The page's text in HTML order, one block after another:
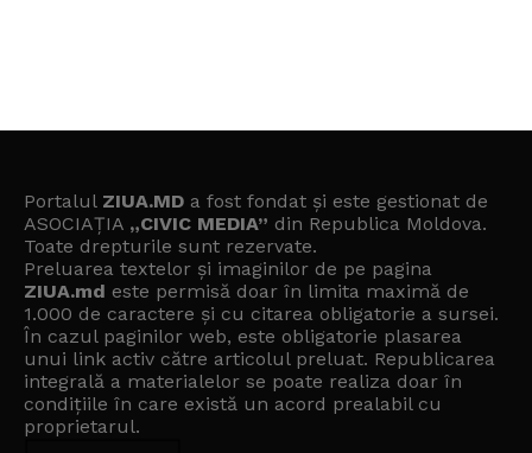
Portalul ZIUA.MD a fost fondat și este gestionat de
ASOCIAȚIA „CIVIC MEDIA” din Republica Moldova.
Toate drepturile sunt rezervate.
Preluarea textelor și imaginilor de pe pagina
ZIUA.md este permisă doar în limita maximă de
1.000 de caractere și cu citarea obligatorie a sursei.
În cazul paginilor web, este obligatorie plasarea
unui link activ către articolul preluat. Republicarea
integrală a materialelor se poate realiza doar în
condițiile în care există un acord prealabil cu
proprietarul.